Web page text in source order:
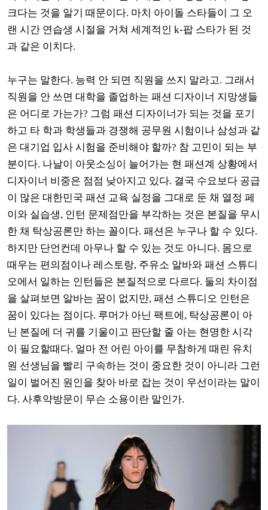
크다는 것을 알기 때문이다. 마치 아이돌 스타들이 그 오
랜 시간 연습생 시절을 거쳐 세계적인 k-팝 스타가 된 것
과 같은 이치다.
누구는 말한다. 능력 안 되면 직원을 쓰지 말라고. 그래서
직원을 안 쓰면 대학을 졸업하는 패션 디자이너 지망생들
은 어디로 가는가? 그럼 패션 디자이너가 되는 것을 포기
하고 타 학과 학생들과 경쟁해 공무원 시험이나 삼성과 같
은 대기업 입사 시험을 준비해야 할까? 참 고민이 되는 부
분이다. 나날이 아웃소싱이 늘어가는 현 패션계 상황에서
디자이너 비중은 점점 낮아지고 있다. 결국 수요보다 공급
이 많은 대한민국 패션 교육 실정을 그대로 둔 채 열정 페
이와 실습생, 인턴 문제점만을 부각하는 것은 본질을 무시
한 채 탁상공론만 하는 꼴이다. 패션은 누구나 할 수 있다.
하지만 단언컨데 아무나 할 수 있는 것도 아니다. 몸으로
때우는 편의점이나 레스토랑, 주유소 알바와 패션 스튜디
오에서 일하는 인턴들은 본질적으로 다르다. 둘의 차이점
을 살펴보면 알바는 꿈이 없지만, 패션 스튜디오 인턴은
꿈이 있다는 점이다. 루머가 아닌 팩트에 , 탁상공론이 아
닌 본질에 더 귀를 기울이고 판단할 줄 아는 현명한 시각
이 필요할때다. 얼마 전 어린 아이를 무참하게 때린 유치
원 선생님을 빨리 구속하는 것이 중요한 것이 아니라 그런
일이 벌어진 원인을 찾아 바로 잡는 것이 우선이라는 말이
다. 사후약방문이 무슨 소용이란 말인가.